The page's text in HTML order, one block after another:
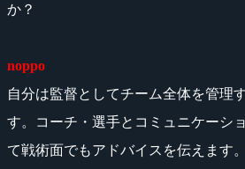
か？
noppo
自分は監督としてチーム全体を管理
す。コーチ・選手とコミュニケーシ
て戦術面でもアドバイスを伝えます